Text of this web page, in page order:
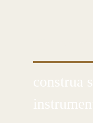
construa